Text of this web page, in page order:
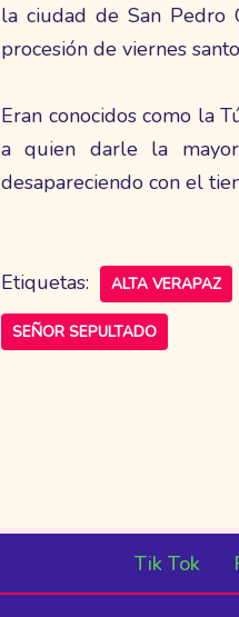
la ciudad de San Pedro
procesión de viernes
Eran conocidos como la
a quien darle la
desapareciendo con el
Etiquetas: ALTA VERAPAZ
SEÑOR SEPULTADO
Tik Tok